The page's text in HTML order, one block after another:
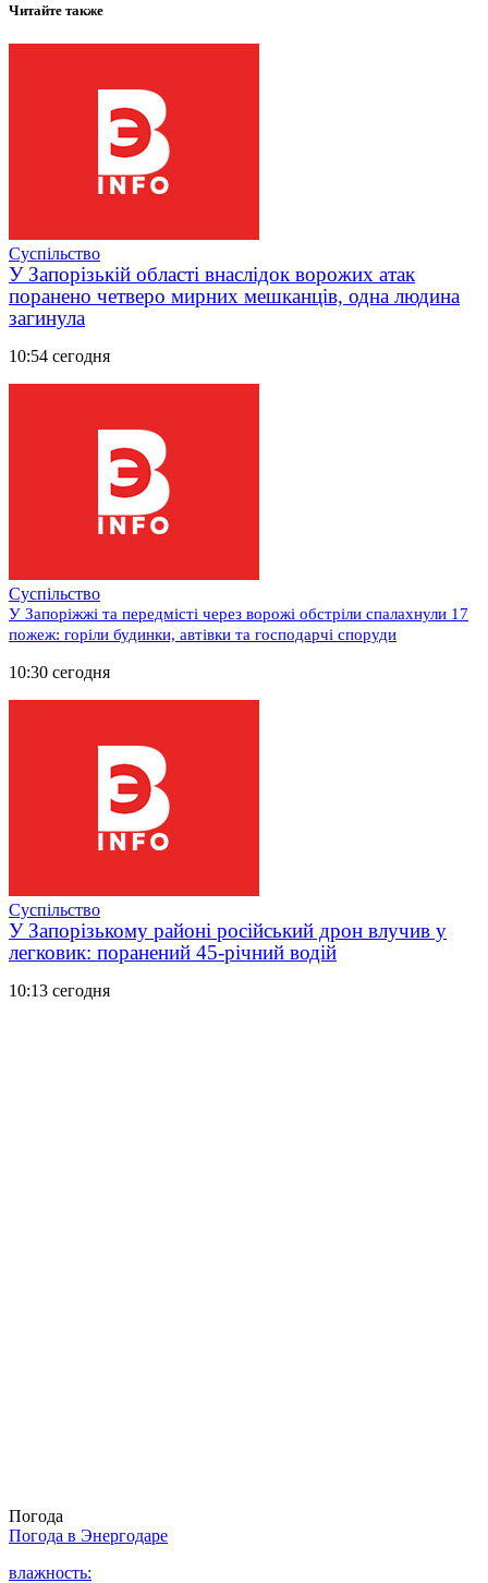
Читайте также
Суспільство
У Запорізькій області внаслідок ворожих атак
поранено четверо мирних мешканців, одна людина
загинула
10:54 сегодня
Суспільство
У Запоріжжі та передмісті через ворожі обстріли спалахнули 17
пожеж: горіли будинки, автівки та господарчі споруди
10:30 сегодня
Суспільство
У Запорізькому районі російський дрон влучив у
легковик: поранений 45-річний водій
10:13 сегодня
Погода
Погода в Энергодаре
влажность: